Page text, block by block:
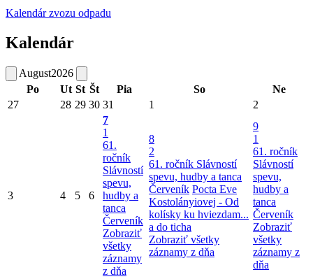
Kalendár zvozu odpadu
Kalendár
August2026
Po
Ut St Št Pia So
Ne
27
28 29 30 31 1 2
3 4 5 6
7
1
61.
ročník
Slávností
spevu,
hudby a
tanca
Červeník
Zobraziť
všetky
záznamy
z dňa
8
2
61. ročník Slávností
spevu, hudby a tanca
Červeník Pocta Eve
Kostolányiovej - Od
kolísky ku hviezdam...
a do ticha
Zobraziť všetky
záznamy z dňa
9
1
61. ročník
Slávností
spevu,
hudby a
tanca
Červeník
Zobraziť
všetky
záznamy z
dňa